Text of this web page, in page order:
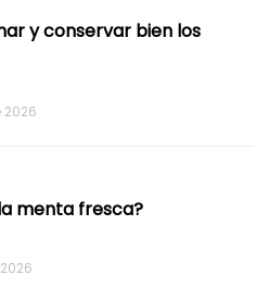
y conservar bien los
menta fresca?